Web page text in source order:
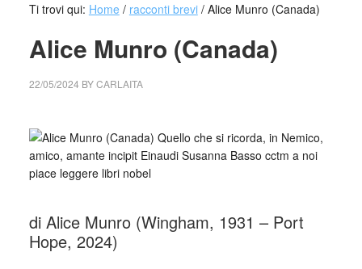
Ti trovi qui: Home / racconti brevi /Alice Munro (Canada)
Alice Munro (Canada)
22/05/2024 BYCARLAITA
di Alice Munro (Wingham, 1931 – Port
Hope, 2024)